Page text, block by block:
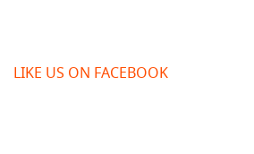
LIKE US ON FACEBOOK